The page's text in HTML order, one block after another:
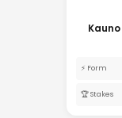
⚡ Form
🏆 Stakes